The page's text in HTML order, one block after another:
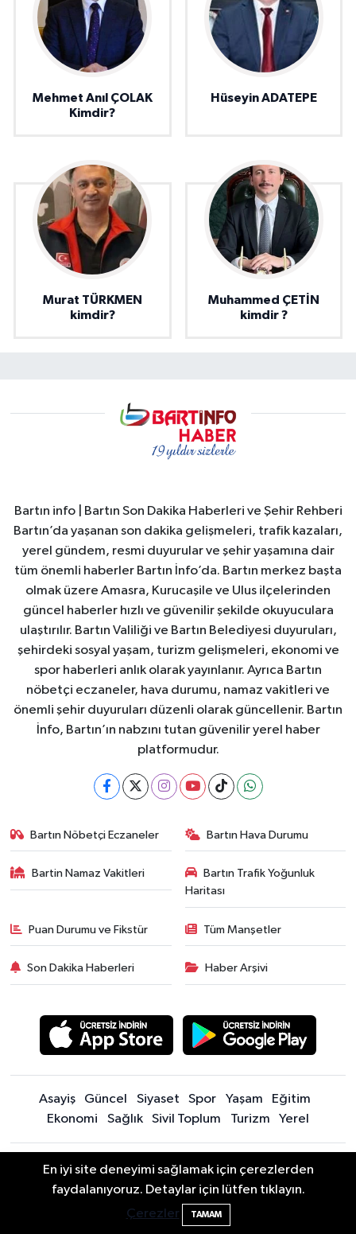
Mehmet Anıl ÇOLAK
Kimdir?
Hüseyin ADATEPE
Murat TÜRKMEN
kimdir?
Muhammed ÇETİN
kimdir ?
Bartın info | Bartın Son Dakika Haberleri ve Şehir Rehberi
Bartın’da yaşanan son dakika gelişmeleri, trafik kazaları,
yerel gündem, resmi duyurular ve şehir yaşamına dair
tüm önemli haberler Bartın İnfo’da. Bartın merkez başta
olmak üzere Amasra, Kurucaşile ve Ulus ilçelerinden
güncel haberler hızlı ve güvenilir şekilde okuyuculara
ulaştırılır. Bartın Valiliği ve Bartın Belediyesi duyuruları,
şehirdeki sosyal yaşam, turizm gelişmeleri, ekonomi ve
spor haberleri anlık olarak yayınlanır. Ayrıca Bartın
nöbetçi eczaneler, hava durumu, namaz vakitleri ve
önemli şehir duyuruları düzenli olarak güncellenir. Bartın
İnfo, Bartın’ın nabzını tutan güvenilir yerel haber
platformudur.
Bartın Nöbetçi Eczaneler Bartın Hava Durumu
Bartin Namaz Vakitleri
Bartın Trafik Yoğunluk
Haritası
Puan Durumu ve Fikstür Tüm Manşetler
Son Dakika Haberleri Haber Arşivi
Asayiş Güncel Siyaset Spor Yaşam
Eğitim
Ekonomi
Sağlık Sivil Toplum Turizm Yerel
Sitede yayınlanan içerik ve yorumlardan yazarları sorumludur.
Bartın İnfo sorumlu tutulamaz. Sitedeki tüm harici linkler ayrı bir
sayfada açılır. Sitemizde yayınlanan haber, köşe yazıları ve
En iyi site deneyimi sağlamak için çerezlerden
faydalanıyoruz. Detaylar için lütfen tıklayın.
Çerezler
TAMAM
Bartın'da nem oranı yüzde 100'e ulaştı